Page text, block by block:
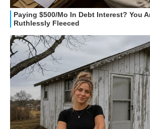
STREAMING E SERIE TV